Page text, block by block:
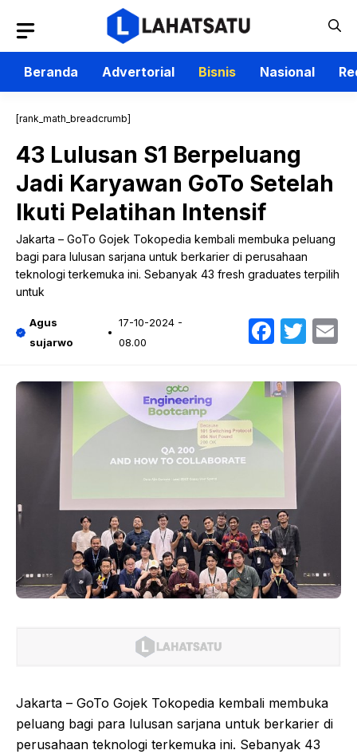
isi
Beranda
Advertorial Bisnis Nasional
[rank_math_breadcrumb]
43 Lulusan S1 Berpeluang
Jadi Karyawan GoTo Setelah
Ikuti Pelatihan Intensif
Jakarta – GoTo Gojek Tokopedia kembali membuka peluang
bagi para lulusan sarjana untuk berkarier di perusahaan
teknologi terkemuka ini. Sebanyak 43 fresh graduates terpilih
untuk
Agus
sujarwo
17-10-2024 -
08.00
Jakarta – GoTo Gojek Tokopedia kembali membuka
peluang bagi para lulusan sarjana untuk berkarier di
perusahaan teknologi terkemuka ini. Sebanyak 43